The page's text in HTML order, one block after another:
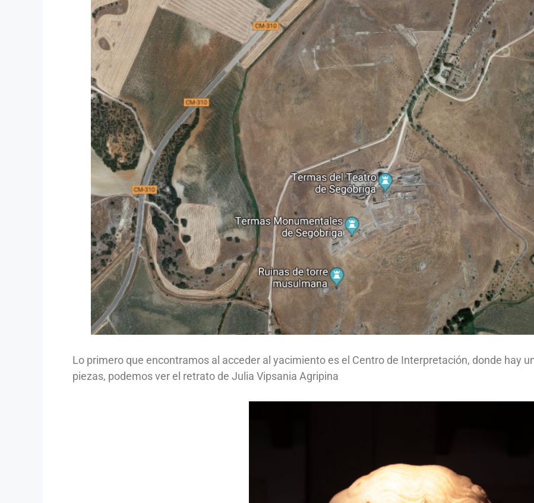
Lo primero que encontramos al acceder al yacimiento es el Centro de Interpretación, donde hay
piezas, podemos ver el retrato de Julia Vipsania Agripina